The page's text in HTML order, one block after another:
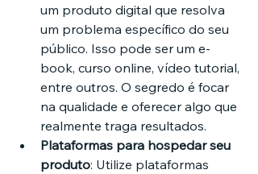
um produto digital que resolva
um problema específico do seu
público. Isso pode ser um e-
book, curso online, vídeo tutorial,
entre outros. O segredo é focar
na qualidade e oferecer algo que
realmente traga resultados.
Plataformas para hospedar seu
produto: Utilize plataformas